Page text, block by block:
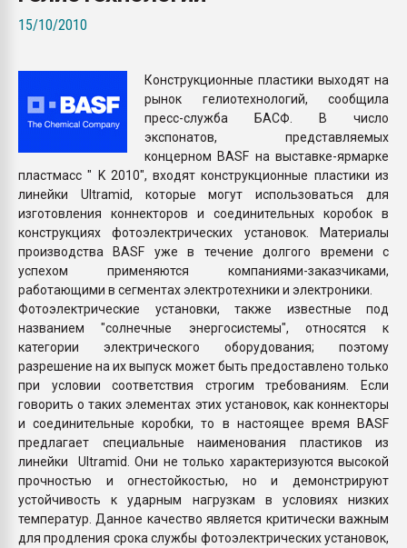
ПЕРЕЙТИ НА
15/10/2010
Конструкционные пластики выходят на
рынок гелиотехнологий, сообщила
пресс-служба БАСФ. В число
экспонатов, представляемых
концерном BASF на выставке-ярмарке
пластмасс " K 2010", входят конструкционные пластики из
линейки Ultramid, которые могут использоваться для
изготовления коннекторов и соединительных коробок в
конструкциях фотоэлектрических установок. Материалы
производства BASF уже в течение долгого времени с
успехом применяются компаниями-заказчиками,
работающими в сегментах электротехники и электроники.
Фотоэлектрические установки, также известные под
названием "солнечные энергосистемы", относятся к
категории электрического оборудования; поэтому
разрешение на их выпуск может быть предоставлено только
при условии соответствия строгим требованиям. Если
говорить о таких элементах этих установок, как коннекторы
и соединительные коробки, то в настоящее время BASF
предлагает специальные наименования пластиков из
линейки Ultramid. Они не только характеризуются высокой
прочностью и огнестойкостью, но и демонстрируют
устойчивость к ударным нагрузкам в условиях низких
температур. Данное качество является критически важным
для продления срока службы фотоэлектрических установок,